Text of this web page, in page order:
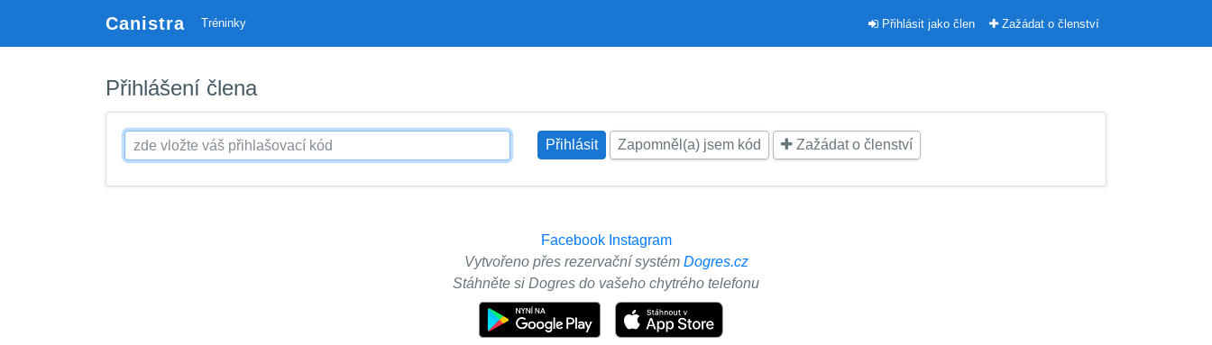
Canistra Tréninky Přihlásit jako člen Zažádat o členství
Přihlášení člena
Zapomněl(a) jsem kód Zažádat o členství
Facebook Instagram
Vytvořeno přes rezervační systém Dogres.cz
Stáhněte si Dogres do vašeho chytrého telefonu